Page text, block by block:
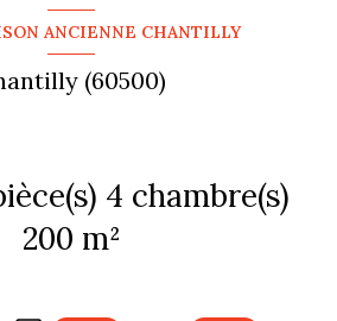
ANCIENNE CHANTILLY
(60500)
200 m²